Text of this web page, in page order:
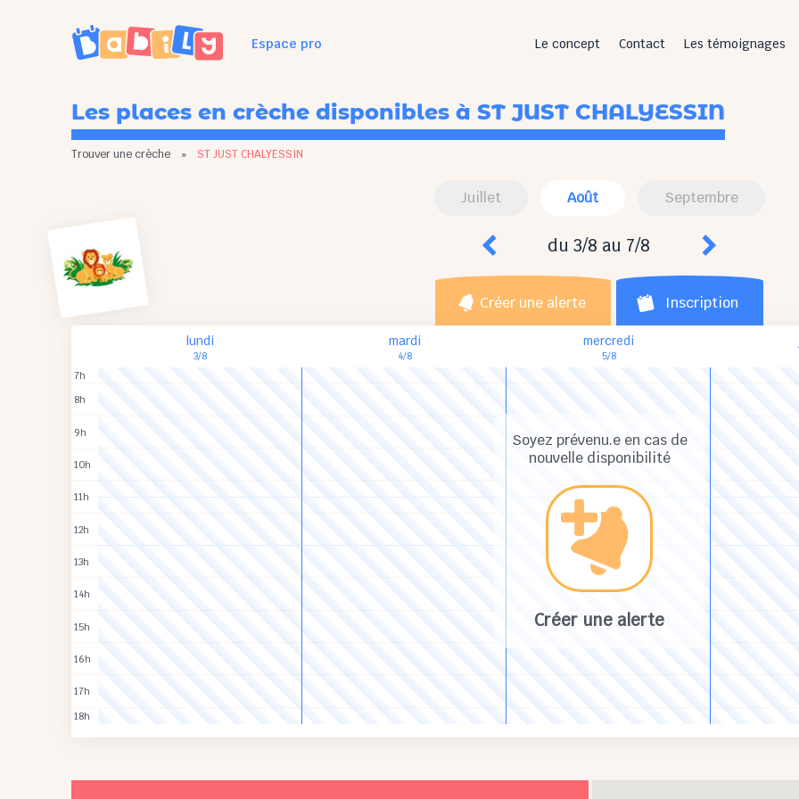
Espace pro Le concept Contact Les témoignages
Les places en crèche disponibles à ST JUST CHALYESSIN
Trouver une crèche » ST JUST CHALYESSIN
Juillet Août Septembre
du 3/8 au 7/8
Créer une alerte Inscription
Soyez prévenu.e en cas de
nouvelle disponibilité
Créer une alerte
lundi
3/8
mardi
4/8
mercredi
5/8
7h
8h
9h
10h
11h
12h
13h
14h
15h
16h
17h
18h